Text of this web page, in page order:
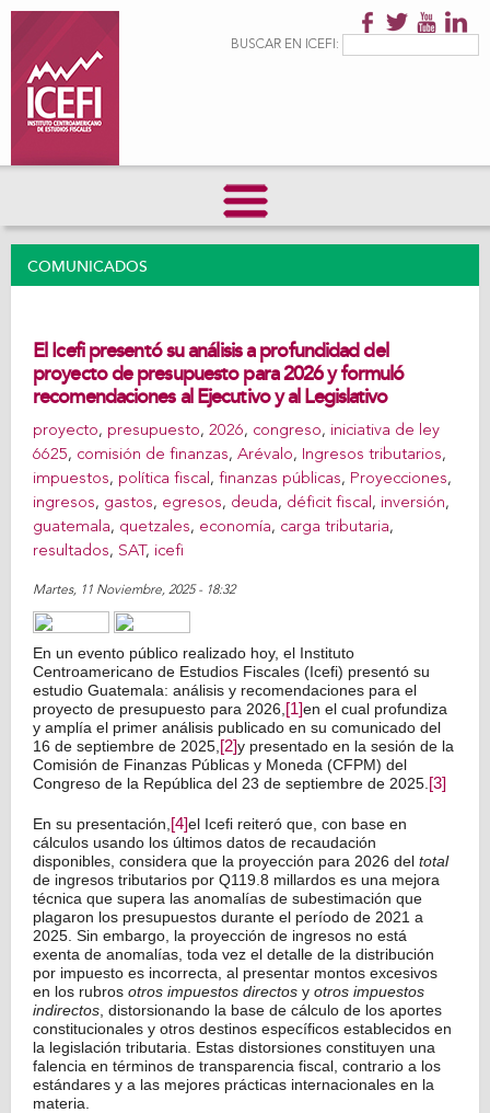
principalFormulario de
BUSCAR EN ICEFI:
COMUNICADOS
El Icefi presentó su análisis a profundidad del
proyecto de presupuesto para 2026 y formuló
recomendaciones al Ejecutivo y al Legislativo
proyecto, presupuesto, 2026, congreso, iniciativa de ley
6625, comisión de finanzas, Arévalo, Ingresos tributarios,
impuestos, política fiscal, finanzas públicas, Proyecciones,
ingresos, gastos, egresos, deuda, déficit fiscal, inversión,
guatemala, quetzales, economía, carga tributaria,
resultados, SAT , icefi
Martes, 11 Noviembre, 2025 - 18:32
Share on Facebook
Tweet Widget
Linkedin Share Button
En un evento público realizado hoy, el Instituto
Centroamericano de Estudios Fiscales (Icefi) presentó su
estudio Guatemala: análisis y recomendaciones para el
proyecto de presupuesto para 2026, [1]en el cual profundiza
y amplía el primer análisis publicado en su comunicado del
16 de septiembre de 2025, [2]y presentado en la sesión de la
Comisión de Finanzas Públicas y Moneda (CFPM) del
Congreso de la República del 23 de septiembre de 2025. [3]
En su presentación, [4]el Icefi reiteró que, con base en
cálculos usando los últimos datos de recaudación
disponibles, considera que la proyección para 2026 del total
de ingresos tributarios por Q119.8 millardos es una mejora
técnica que supera las anomalías de subestimación que
plagaron los presupuestos durante el período de 2021 a
2025. Sin embargo, la proyección de ingresos no está
exenta de anomalías, toda vez el detalle de la distribución
por impuesto es incorrecta, al presentar montos excesivos
en los rubros otros impuestos directos y otros impuestos
indirectos , distorsionando la base de cálculo de los aportes
constitucionales y otros destinos específicos establecidos en
la legislación tributaria. Estas distorsiones constituyen una
falencia en términos de transparencia fiscal, contrario a los
estándares y a las mejores prácticas internacionales en la
materia.